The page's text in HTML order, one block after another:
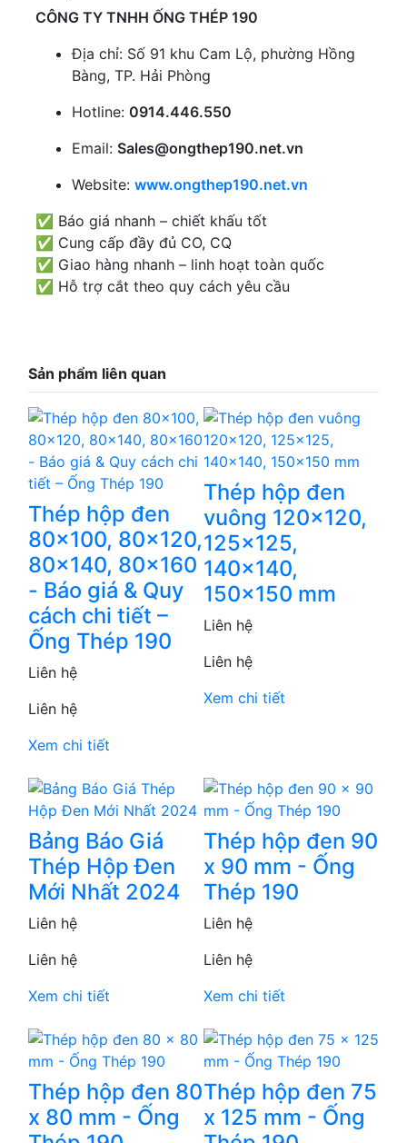
CÔNG TY TNHH ỐNG THÉP 190
Địa chỉ: Số 91 khu Cam Lộ, phường Hồng
Bàng, TP. Hải Phòng
Hotline: 0914.446.550
Email: Sales@ongthep190.net.vn
Website: www.ongthep190.net.vn
✅ Báo giá nhanh – chiết khấu tốt
✅ Cung cấp đầy đủ CO, CQ
✅ Giao hàng nhanh – linh hoạt toàn quốc
✅ Hỗ trợ cắt theo quy cách yêu cầu
Sản phẩm liên quan
Thép hộp đen
80x100, 80x120,
80x140, 80x160
- Báo giá & Quy
cách chi tiết –
Ống Thép 190
Liên hệ
Liên hệ
Xem chi tiết
Thép hộp đen
vuông 120x120,
125x125,
140x140,
150x150 mm
Liên hệ
Liên hệ
Xem chi tiết
Bảng Báo Giá
Thép Hộp Đen
Mới Nhất 2024
Liên hệ
Liên hệ
Xem chi tiết
Thép hộp đen 90
x 90 mm - Ống
Thép 190
Liên hệ
Liên hệ
Xem chi tiết
Thép hộp đen 80
x 80 mm - Ống
Thép hộp đen 75
x 125 mm - Ống